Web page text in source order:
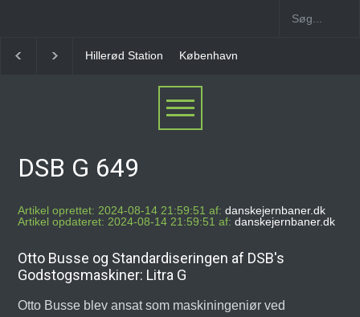
Hillerød Station København Syd Station
DSB G 649
Artikel oprettet: 2024-08-14 21:59:51 af: danskejernbaner.dk
Artikel opdateret: 2024-08-14 21:59:51 af: danskejernbaner.dk
Otto Busse og Standardiseringen af DSB's
Godstogsmaskiner: Litra G
Otto Busse blev ansat som maskiningeniør ved